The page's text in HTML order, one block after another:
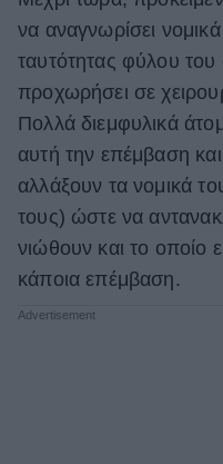
να αναγνωρίσει
ταυτότητας φύλου
προχωρήσει σε
Πολλά διεμφυλικά
αυτή την επέμβαση
αλλάξουν τα νομικά
τους) ώστε να
νιώθουν και το οποίο
κάποια επέμβαση.